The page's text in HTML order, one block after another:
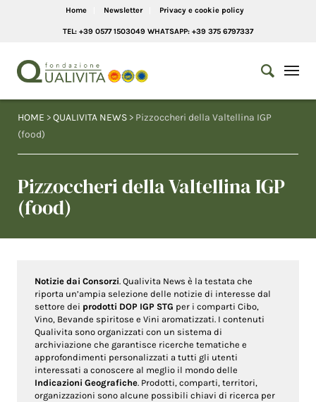
Home Newsletter Privacy e cookie policy
TEL: +39 0577 1503049 WHATSAPP: +39 375 6797337
HOME >QUALIVITA NEWS > Pizzoccheri della Valtellina IGP
(food)
Pizzoccheri della Valtellina IGP
(food)
Notizie dai Consorzi. Qualivita News è la testata che
riporta un’ampia selezione delle notizie di interesse dal
settore dei prodotti DOP IGP STG per i comparti Cibo,
Vino, Bevande spiritose e Vini aromatizzati. I contenuti
Qualivita sono organizzati con un sistema di
archiviazione che garantisce ricerche tematiche e
approfondimenti personalizzati a tutti gli utenti
interessati a conoscere al meglio il mondo delle
Indicazioni Geografiche. Prodotti, comparti, territori,
organizzazioni sono alcune possibili chiavi di ricerca per